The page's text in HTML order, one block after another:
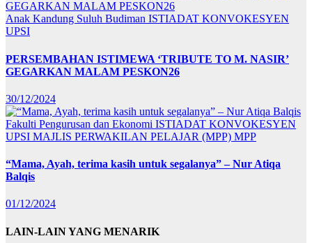
Anak Kandung Suluh Budiman ISTIADAT KONVOKESYEN
UPSI
PERSEMBAHAN ISTIMEWA ‘TRIBUTE TO M. NASIR’
GEGARKAN MALAM PESKON26
30/12/2024
Fakulti Pengurusan dan Ekonomi ISTIADAT KONVOKESYEN
UPSI MAJLIS PERWAKILAN PELAJAR (MPP) MPP
“Mama, Ayah, terima kasih untuk segalanya” – Nur Atiqa
Balqis
01/12/2024
LAIN-LAIN YANG MENARIK